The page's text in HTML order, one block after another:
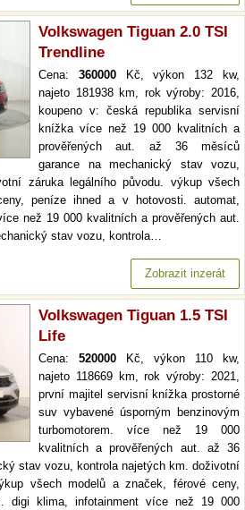
Volkswagen Tiguan 2.0 TSI
Trendline
Cena: 360000Kč, výkon 132 kw,
najeto 181938 km, rok výroby: 2016,
koupeno v: česká republika servisní
knížka více než 19 000 kvalitních a
prověřených aut. až 36 měsíců
garance na mechanický stav vozu,
záruka legálního původu. výkup všech
peníze ihned a v hotovosti. automat,
než 19 000 kvalitních a prověřených aut.
stav vozu, kontrola…
Zobrazit inzerát
Volkswagen Tiguan 1.5 TSI
Life
Cena: 520000 Kč, výkon 110 kw,
najeto 118669 km, rok výroby: 2021,
první majitel servisní knížka prostorné
suv vybavené úsporným benzinovým
turbomotorem. více než 19 000
kvalitních a prověřených aut. až 36
stav vozu, kontrola najetých km. doživotní
všech modelů a značek, férové ceny,
digi klima, infotainment více než 19 000